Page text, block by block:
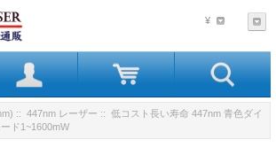
¥
:: 447nm レーザー :: 低コスト長い寿命 447nm 青色ダイ
ド1~1600mW